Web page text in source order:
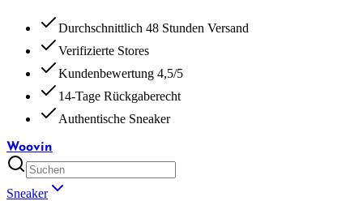
Durchschnittlich 48 Stunden Versand
Verifizierte Stores
Kundenbewertung 4,5/5
14-Tage Rückgaberecht
Authentische Sneaker
Woovin
Sneaker